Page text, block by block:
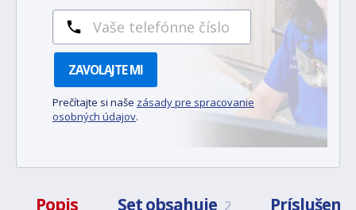
ZAVOLAJTE MI
Prečítajte si naše zásady pre spracovanie
osobných údajov.
Popis Set obsahuje 2